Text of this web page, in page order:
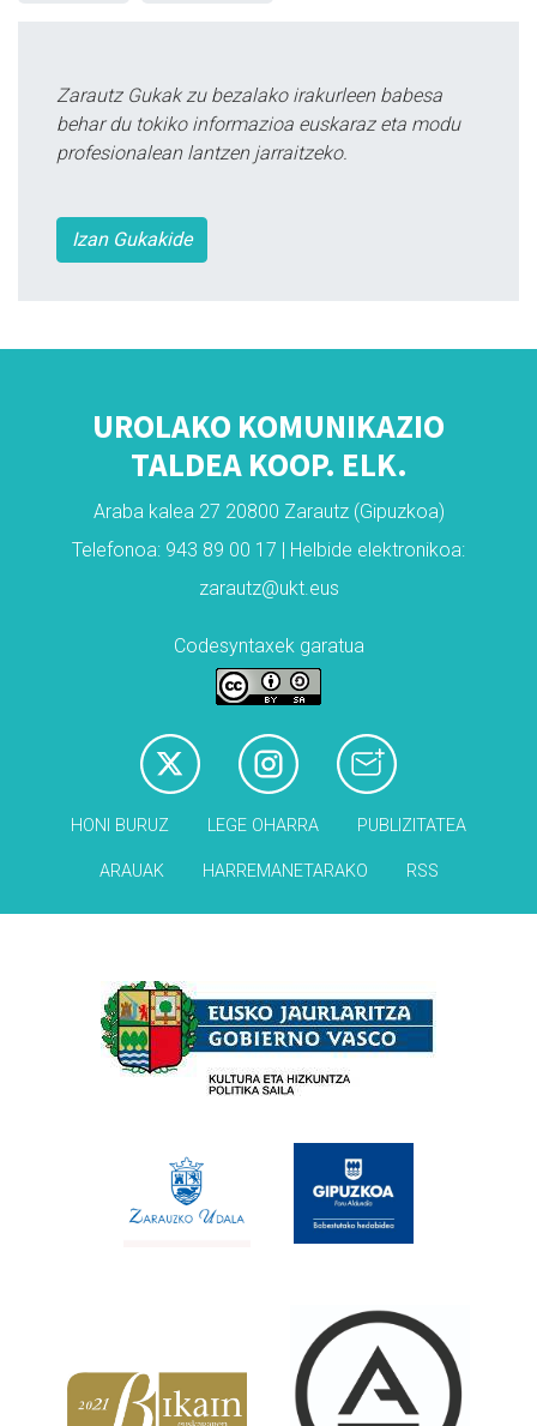
Zarautz Gukak zu bezalako irakurleen babesa
behar du tokiko informazioa euskaraz eta modu
profesionalean lantzen jarraitzeko.
Izan Gukakide
UROLAKO KOMUNIKAZIO
TALDEA KOOP. ELK.
Araba kalea 27 20800 Zarautz (Gipuzkoa)
Telefonoa: 943 89 00 17 | Helbide elektronikoa:
zarautz@ukt.eus
Codesyntaxek garatua
HONI BURUZ LEGE OHARRA PUBLIZITATEA
ARAUAK HARREMANETARAKO RSS